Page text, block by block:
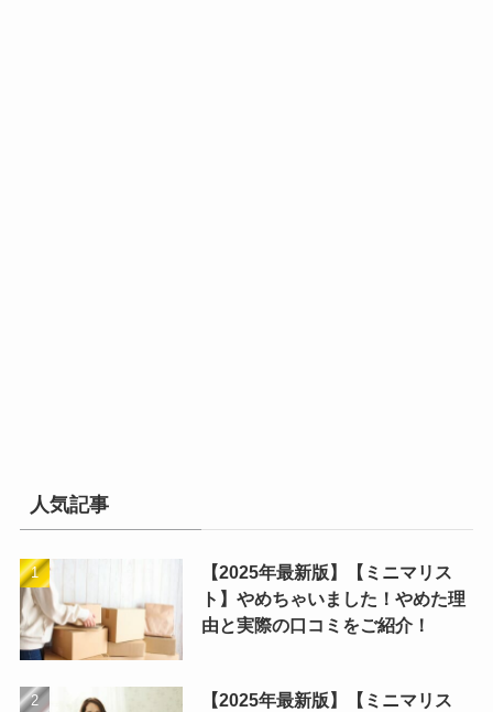
人気記事
【2025年最新版】【ミニマリス
ト】やめちゃいました！やめた理
由と実際の口コミをご紹介！
【2025年最新版】【ミニマリス